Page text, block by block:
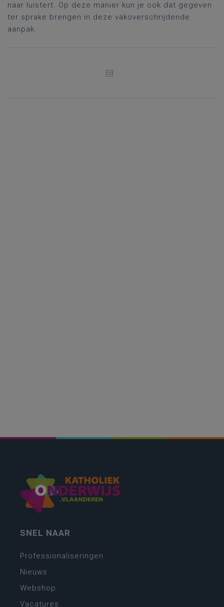
naar luistert. Op deze manier kun je ook dat gegeven
ter sprake brengen in deze vakoverschrijdende
aanpak.
SNEL NAAR
Professionaliseringen
Nieuws
Webshop
Vacatures